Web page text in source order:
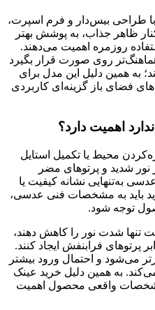
با طراحی بیس‌دار و فرم اسپرت،
ظاهر جذاب، به پوشش بهتر
روزمره اهمیت می‌دهند.
روی صورت قرار بگیرد
به همین دلیل این مدل برای
فضای باز گزینه‌ای کاربردی
اهمیت دارد؟
محیط یا تکمیل استایل
نور شدید و پرتوهای مضر
به‌تنهایی نشانه کیفیت یا
باید به مشخصات فنی عدسی،
توجه شود.
تنها شدت نور را کاهش دهند،
پرتوهای فرابنفش ایجاد کنند.
می‌شود و احتمال ورود بیشتر
به همین دلیل خرید عینک
واقعی محصول اهمیت